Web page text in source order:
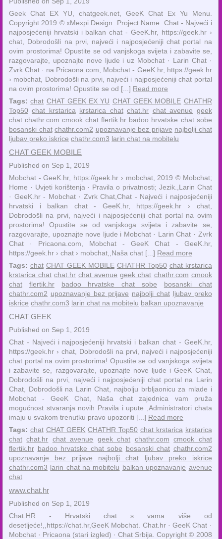
Geek Chat EX YU, chatgeek.net, GeeK Chat Ex Yu Menu.
Copyright 2019 © xMexpi Design. Project Name. Chat - Najveći i
najposjećeniji hrvatski i balkan chat - GeeK.hr, https://geek.hr ›
chat, Dobrodošli na prvi, najveći i najposjećeniji chat portal na
ovim prostorima! Opustite se od vanjskoga svijeta i zabavite se,
razgovarajte, upoznajte nove ljude i uz ‎Mobchat · ‎Larin Chat ·
‎Zvrk Chat · ‎na Pricaona.com, Mobchat - GeeK.hr, https://geek.hr
› mobchat, Dobrodošli na prvi, najveći i najposjećeniji chat portal
na ovim prostorima! Opustite se od [...] Read more
Tags: chat CHAT GEEK EX YU CHAT GEEK MOBILE CHATHR
Top50 chat krstarica krstarica chat chat.hr chat avenue geek
chat chathr.com cmook chat flertik.hr badoo hrvatske chat sobe
bosanski chat chathr.com2 upoznavanje bez prijave najbolji chat
ljubav preko iskrice chathr.com3 larin chat na mobitelu
CHAT GEEK MOBILE
Published on Sep 1, 2019
Mobchat - GeeK.hr, https://geek.hr › mobchat, 2019 © Mobchat;
Home · Uvjeti korištenja · Pravila o privatnosti; Jezik.,‎Larin Chat
· ‎GeeK.hr - Mobchat · ‎Zvrk Chat,Chat - Najveći i najposjećeniji
hrvatski i balkan chat - GeeK.hr, https://geek.hr › chat,
Dobrodošli na prvi, najveći i najposjećeniji chat portal na ovim
prostorima! Opustite se od vanjskoga svijeta i zabavite se,
razgovarajte, upoznajte nove ljude i Mobchat · ‎Larin Chat · ‎Zvrk
Chat · ‎Pricaona.com, Mobchat - GeeK Chat - GeeK.hr,
https://geek.hr › chat › mobchat,,Naša chat [...] Read more
Tags: chat CHAT GEEK MOBILE CHATHR Top50 chat krstarica
krstarica chat chat.hr chat avenue geek chat chathr.com cmook
chat
flertik.hr badoo hrvatske chat sobe
bosanski chat
chathr.com2 upoznavanje bez prijave najbolji chat ljubav preko
iskrice chathr.com3 larin chat na mobitelu balkan upoznavanje
CHAT GEEK
Published on Sep 1, 2019
Chat - Najveći i najposjećeniji hrvatski i balkan chat - GeeK.hr,
https://geek.hr › chat, Dobrodošli na prvi, najveći i najposjećeniji
chat portal na ovim prostorima! Opustite se od vanjskoga svijeta
i zabavite se, razgovarajte, upoznajte nove ljude i GeeK Chat,
Dobrodošli na prvi, najveći i najposjećeniji chat portal na Larin
Chat, Dobrodošli na Larin Chat, najbolju brbljaonicu za mlade i
Mobchat - GeeK Chat, Naša chat zajednica vam pruža
mogućnost stvaranja novih Pravila i upute ,Administratori chata
imaju u svakom trenutku pravo upozoriti [...] Read more
Tags: chat CHAT GEEK CHATHR Top50 chat krstarica krstarica
chat chat.hr chat avenue geek chat chathr.com cmook chat
flertik.hr badoo hrvatske chat sobe bosanski chat chathr.com2
upoznavanje bez prijave
najbolji chat
ljubav preko iskrice
chathr.com3 larin chat na mobitelu balkan upoznavanje avenue
chat
www.chat.hr
Published on Sep 1, 2019
Chat.HR - Hrvatski chat s vama više od
desetljeće!,,https://chat.hr,GeeK Mobchat. Chat.hr · GeeK Chat ·
Mobchat · Pricaona (stari izgled) · Chat Srbija. Copyright © 2008